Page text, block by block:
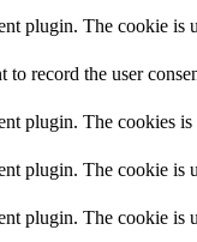
plugin. The cookie is
record the user
plugin. The cookies
plugin. The cookie is
plugin. The cookie is